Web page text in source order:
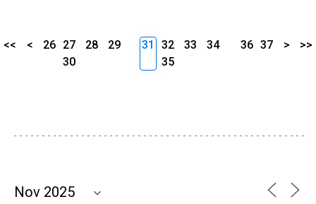
<< < 26 27 28
29
30
31 32 33
34
35
36 37 > >>